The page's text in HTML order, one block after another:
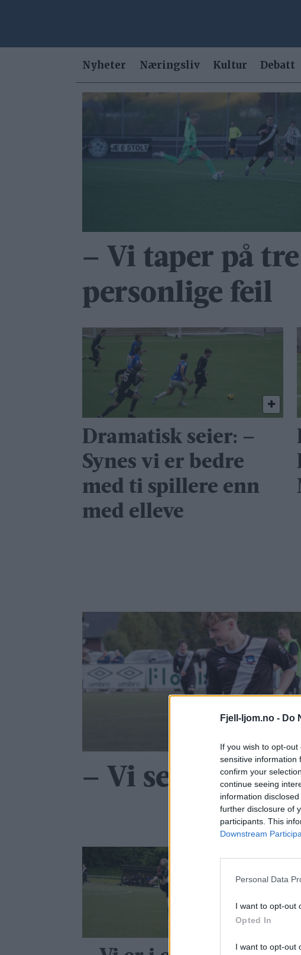
Fjell-ljom.no - Do
If you wish to opt-
sensitive information
confirm your
continue seeing
information
further disclosure of
participants. This
Downstream
Personal Data
I want to opt-out
Opted In
I want to opt-out
Nyheter Næringsliv Kultur Debatt
morten
– Vi taper på tre
personlige feil
Dramatisk seier: –
Synes vi er bedre
med ti spillere enn
med elleve
– Vi ser jo at